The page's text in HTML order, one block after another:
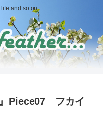
and so on...
Piece07 フカイ